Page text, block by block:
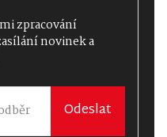
zpracování
novinek a
Odeslat